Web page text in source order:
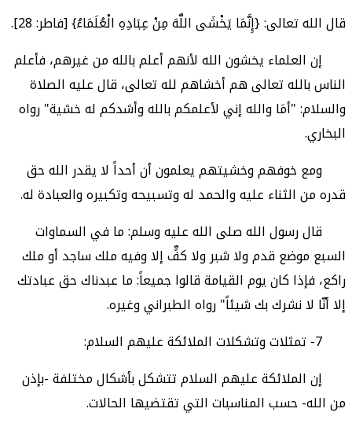
قال الله تعالى: {إِنَّمَا يَخْشَى اللَّهَ مِنْ عِبَادِهِ الْعُلَمَاءُ} [فاطر: 28].
إن العلماء يخشون الله لأنهم أعلم بالله من غيرهم، فأعلم
الناس بالله تعالى هم أخشاهم لله تعالى، قال عليه الصلاة
والسلام: "أمَا والله إني لأعلمكم بالله وأشدكم له خشية" رواه
البخاري.
ومع خوفهم وخشيتهم يعلمون أن أحداً لا يقدر الله حق
قدره من الثناء عليه والحمد له وتسبيحه وتكبيره والعبادة له.
قال رسول الله صلى الله عليه وسلم: ما في السماوات
السبع موضع قدم ولا شبر ولا كفٍّ إلا وفيه ملك ساجد أو ملك
راكع، فإذا كان يوم القيامة قالوا جميعاً: ما عبدناك حق عبادتك
إلا أنّا لا نشرك بك شيئاً" رواه الطبراني وغيره.
7- تمثلات وتشكلات الملائكة عليهم السلام:
إن الملائكة عليهم السلام تتشكل بأشكال مختلفة -بإذن
من الله- حسب المناسبات التي تقتضيها الحالات.